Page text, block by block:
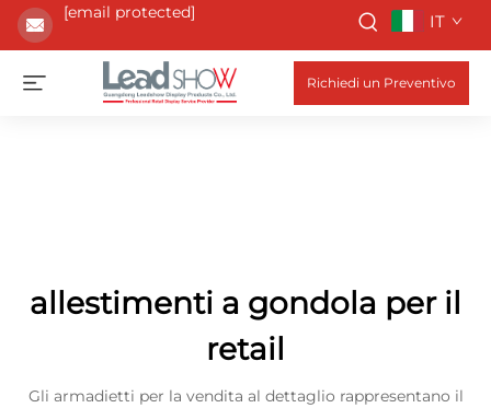
[email protected] IT
Richiedi un Preventivo
allestimenti a gondola per il
retail
Gli armadietti per la vendita al dettaglio rappresentano il